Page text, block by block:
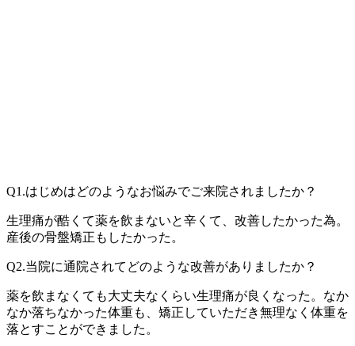
Q1.はじめはどのようなお悩みでご来院されましたか？
生理痛が酷くて薬を飲まないと辛くて、改善したかった為。
産後の骨盤矯正もしたかった。
Q2.当院に通院されてどのような改善がありましたか？
薬を飲まなくても大丈夫なくらい生理痛が良くなった。なか
なか落ちなかった体重も、矯正していただき無理なく体重を
落とすことができました。